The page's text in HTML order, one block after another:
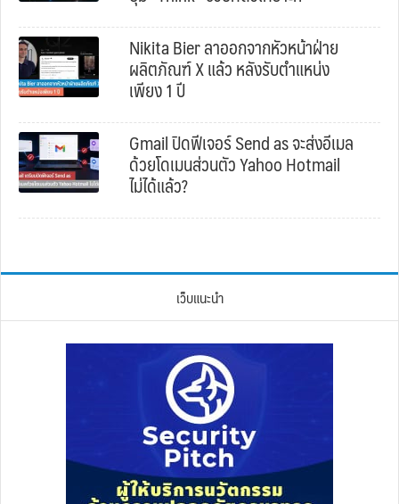
Nikita Bier ลาออกจากหัวหน้าฝ่าย
ผลิตภัณฑ์ X แล้ว หลังรับตำแหน่ง
เพียง 1 ปี
Gmail ปิดฟีเจอร์ Send as จะส่งอีเมล
ด้วยโดเมนส่วนตัว Yahoo Hotmail
ไม่ได้แล้ว?
เว็บแนะนำ